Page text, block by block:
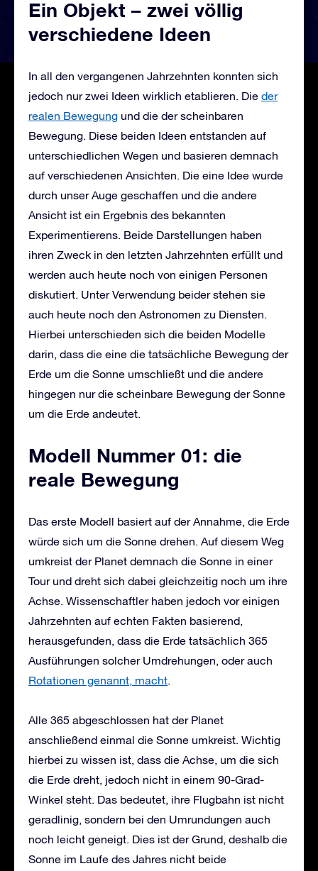
Ein Objekt – zwei völlig
verschiedene Ideen
In all den vergangenen Jahrzehnten konnten sich
jedoch nur zwei Ideen wirklich etablieren. Die der
realen Bewegung und die der scheinbaren
Bewegung. Diese beiden Ideen entstanden auf
unterschiedlichen Wegen und basieren demnach
auf verschiedenen Ansichten. Die eine Idee wurde
durch unser Auge geschaffen und die andere
Ansicht ist ein Ergebnis des bekannten
Experimentierens. Beide Darstellungen haben
ihren Zweck in den letzten Jahrzehnten erfüllt und
werden auch heute noch von einigen Personen
diskutiert. Unter Verwendung beider stehen sie
auch heute noch den Astronomen zu Diensten.
Hierbei unterschieden sich die beiden Modelle
darin, dass die eine die tatsächliche Bewegung der
Erde um die Sonne umschließt und die andere
hingegen nur die scheinbare Bewegung der Sonne
um die Erde andeutet.
Modell Nummer 01: die
reale Bewegung
Das erste Modell basiert auf der Annahme, die Erde
würde sich um die Sonne drehen. Auf diesem Weg
umkreist der Planet demnach die Sonne in einer
Tour und dreht sich dabei gleichzeitig noch um ihre
Achse. Wissenschaftler haben jedoch vor einigen
Jahrzehnten auf echten Fakten basierend,
herausgefunden, dass die Erde tatsächlich 365
Ausführungen solcher Umdrehungen, oder auch
Rotationen genannt, macht.
Alle 365 abgeschlossen hat der Planet
anschließend einmal die Sonne umkreist. Wichtig
hierbei zu wissen ist, dass die Achse, um die sich
die Erde dreht, jedoch nicht in einem 90-Grad-
Winkel steht. Das bedeutet, ihre Flugbahn ist nicht
geradlinig, sondern bei den Umrundungen auch
noch leicht geneigt. Dies ist der Grund, deshalb die
Sonne im Laufe des Jahres nicht beide